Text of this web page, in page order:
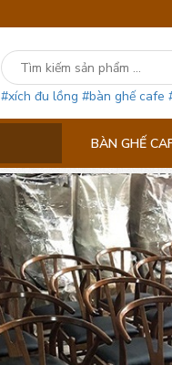
#xích đu lồng #bàn ghế cafe
BÀN GHẾ